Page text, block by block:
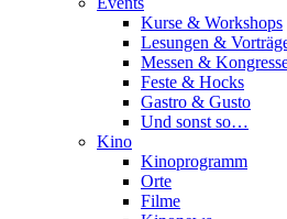
Kurse & Workshops
Lesungen &
Messen &
Feste & Hocks
Gastro & Gusto
Und sonst so…
Kino
Kinoprogramm
Orte
Filme